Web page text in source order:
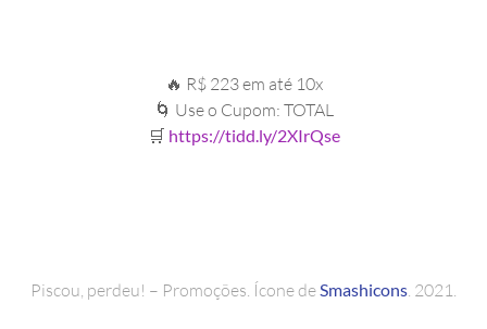
🔥 R$ 223 em até 10x
🌀 Use o Cupom: TOTAL
🛒 https://tidd.ly/2XIrQse
Piscou, perdeu! – Promoções. Ícone de Smashicons . 2021.